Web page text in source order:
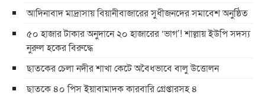
আদিনাবাদ মাদ্রাসায় বিয়ানীবাজারের সুধীজনদের সমাবেশ অনুষ্ঠিত
৫০ হাজার টাকার অনুদানে ২০ হাজারের ‘ভাগ’! শাল্লায় ইউপি সদস্য
নুরুল হকের বিরুদ্ধে
ছাতকের চেলা নদীর শাখা কেটে অবৈধভাবে বালু উত্তোলন
ছাতকে ৪০ পিস ইয়াবামাদক কারবারি গ্রেপ্তারসহ ৪